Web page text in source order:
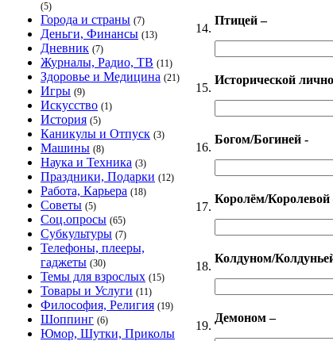
(5)
Города и страны (7)
Деньги, Финансы (13)
Дневник (7)
Журналы, Радио, ТВ (11)
Здоровье и Медицина (21)
Игры (9)
Искусство (1)
История (5)
Каникулы и Отпуск (3)
Машины (8)
Наука и Техника (3)
Праздники, Подарки (12)
Работа, Карьера (18)
Советы (5)
Соц.опросы (65)
Субкультуры (7)
Телефоны, плееры,
гаджеты (30)
Темы для взрослых (15)
Товары и Услуги (11)
Философия, Религия (19)
Шоппинг (6)
Юмор, Шутки, Приколы
14.
Птицей –
15.
Исторической
16.
Богом/Богиней -
17.
Королём/Королевой
18.
Колдуном/
19.
Демоном –